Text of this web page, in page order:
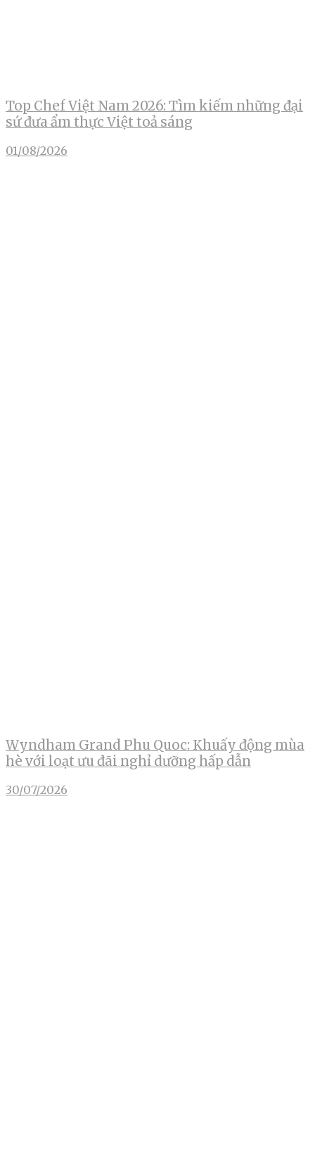
Top Chef Việt Nam 2026: Tìm kiếm những đại
sứ đưa ẩm thực Việt toả sáng
01/08/2026
Wyndham Grand Phu Quoc: Khuấy động mùa
hè với loạt ưu đãi nghỉ dưỡng hấp dẫn
30/07/2026